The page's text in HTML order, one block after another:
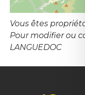
Vous êtes
Pour modifier ou
LANGUEDOC